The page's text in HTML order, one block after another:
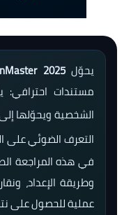
يحوّل2025
مستندات احترافي:
الشخصية ويحوّلها
التعرف الضوئي
في هذه المراجعة
وطريقة الإعداد،
عملية للحصول على